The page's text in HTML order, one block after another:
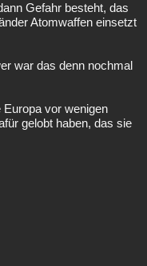
Gefahr besteht, das
Atomwaffen einsetzt
war das denn nochmal
vor wenigen
gelobt haben, das sie